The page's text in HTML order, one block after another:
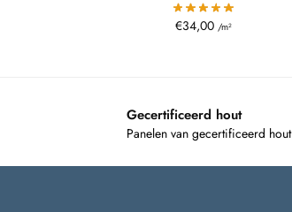
€34,00 /m²
Gecertificeerd hout
Panelen van gecertificeerd hout